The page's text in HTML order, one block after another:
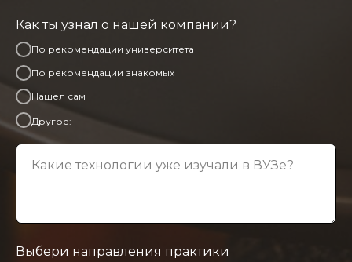
Как ты узнал о нашей компании?
По рекомендации университета
По рекомендации знакомых
Нашел сам
Другое:
Какие технологии уже изучали в ВУЗе?
Выбери направления практики